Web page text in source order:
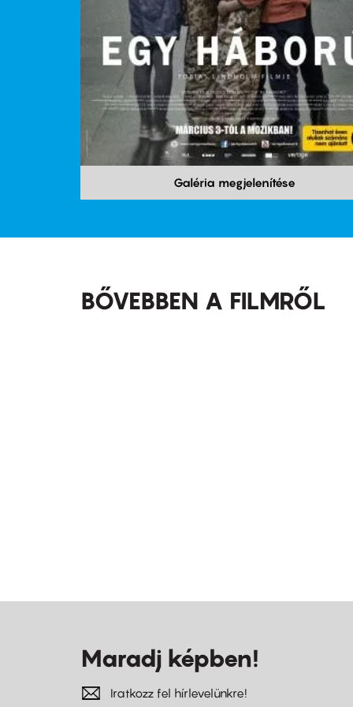
Galéria megjelenítése
BŐVEBBEN A FILMRŐL
Maradj képben!
Iratkozz fel hírlevelünkre!